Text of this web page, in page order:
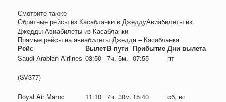
Смотрите также
Обратные рейсы из Касабланки в ДжеддуАвиабилеты из
Джедды Авиабилеты из Касабланки
Прямые рейсы на авиабилеты Джедда – Касабланка
Рейс
ВылетВ пути Прибытие Дни вылета
Saudi Arabian Airlines
(SV377)
03:50 7ч. 5м. 07:55 пт
Royal Air Maroc 11:10 7ч. 30м. 15:40 сб, вс